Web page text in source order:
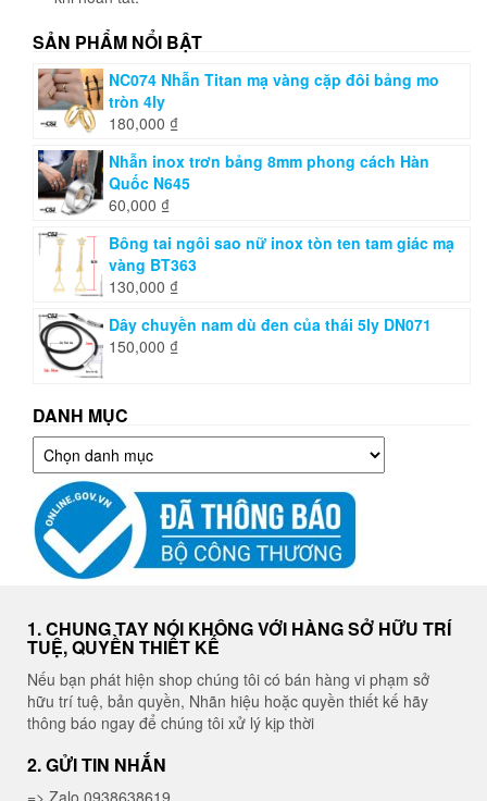
SẢN PHẨM NỔI BẬT
NC074 Nhẫn Titan mạ vàng cặp đôi bảng mo
tròn 4ly
180,000 ₫
Nhẫn inox trơn bảng 8mm phong cách Hàn
Quốc N645
60,000 ₫
Bông tai ngôi sao nữ inox tòn ten tam giác mạ
vàng BT363
130,000 ₫
Dây chuyền nam dù đen của thái 5ly DN071
150,000 ₫
DANH MỤC
Danh
mục
1. CHUNG TAY NÓI KHÔNG VỚI HÀNG SỞ HỮU TRÍ
TUỆ, QUYỀN THIẾT KẾ
Nếu bạn phát hiện shop chúng tôi có bán hàng vi phạm sở
hữu trí tuệ, bản quyền, Nhãn hiệu hoặc quyền thiết kế hãy
thông báo ngay để chúng tôi xử lý kịp thời
2. GỬI TIN NHẮN
=> Zalo 0938638619